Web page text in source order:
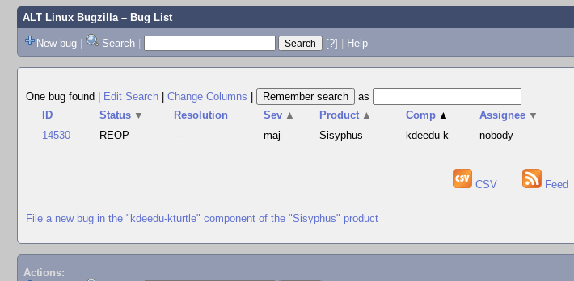
ALT Linux Bugzilla– Bug List
New bug | Search | [?] | Help
One bug found
Edit Search Change Columns
as
ID
Status ▼ Resolution Sev ▲ Product ▲ Comp ▲ Assignee ▼
14530
REOP --- maj Sisyphus kdeedu-k nobody
CSV Feed
File a new bug in the "kdeedu-kturtle" component of the "Sisyphus" product
Actions: